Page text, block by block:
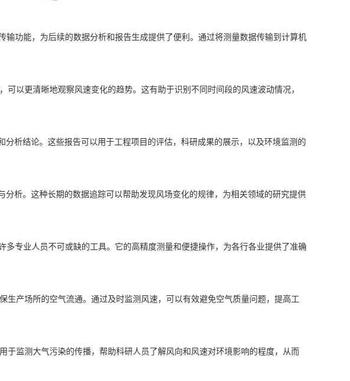
功能，为后续的数据分析和报告生成提供了便利。通过将测量数据传输到计算机
以更清晰地观察风速变化的趋势。这有助于识别不同时间段的风速波动情况，
析结论。这些报告可以用于工程项目的评估，科研成果的展示，以及环境监测的
析。这种长期的数据追踪可以帮助发现风场变化的规律，为相关领域的研究提供
专业人员不可或缺的工具。它的高精度测量和便捷操作，为各行各业提供了准确
产场所的空气流通。通过及时监测风速，可以有效避免空气质量问题，提高工
监测大气污染的传播，帮助科研人员了解风向和风速对环境影响的程度，从而